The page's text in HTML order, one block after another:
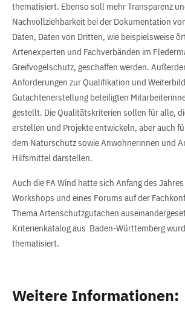
thematisiert. Ebenso soll mehr Transparenz
Nachvollziehbarkeit bei der Dokumentation
Daten, Daten von Dritten, wie beispielsweise
Artenexperten und Fachverbänden im
Greifvogelschutz, geschaffen werden.
Anforderungen zur Qualifikation und
Gutachtenerstellung beteiligten
gestellt. Die Qualitätskriterien sollen für alle,
erstellen und Projekte entwickeln, aber auch
dem Naturschutz sowie Anwohnerinnen und
Hilfsmittel darstellen.
Auch die FA Wind hatte sich Anfang des
Workshops und eines Forums auf der
Thema Artenschutzgutachen
Kriterienkatalog aus Baden-Württemberg
thematisiert.
Weitere Informationen: